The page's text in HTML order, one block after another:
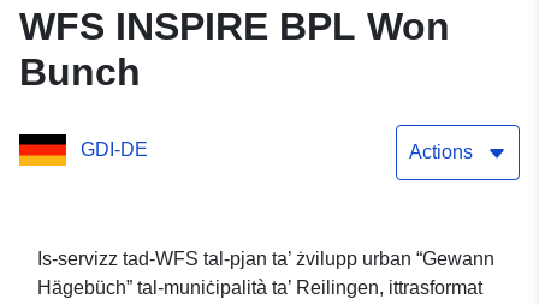
WFS INSPIRE BPL Won
Bunch
GDI-DE Actions
Is-servizz tad-WFS tal-pjan ta’ żvilupp urban “Gewann
Hägebüch” tal-muniċipalità ta’ Reilingen, ittrasformat